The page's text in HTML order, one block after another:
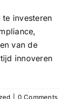
investeren
van de
innoveren
0 Comments